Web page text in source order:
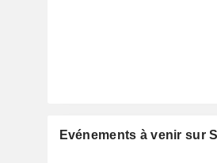
Evénements à venir sur